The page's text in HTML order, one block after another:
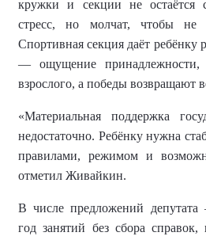
кружки и секции не остаётся
стресс, но молчат, чтобы не
Спортивная секция даёт ребёнку
— ощущение принадлежности,
взрослого, а победы возвращают
«Материальная поддержка
недостаточно. Ребёнку нужна
правилами, режимом и
отметил Живайкин.
В числе предложений
год занятий без сбора